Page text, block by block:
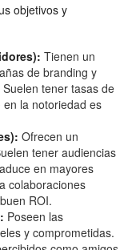
objetivos y
Tienen un
de branding y
tener tasas de
la notoriedad es
Ofrecen un
tener audiencias
en mayores
colaboraciones
ROI.
Poseen las
y comprometidas.